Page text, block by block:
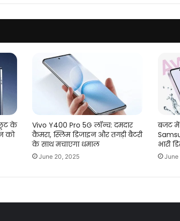
साजिश
छूट के
को
Vivo Y400 Pro 5G लॉन्च: दमदार
कैमरा, स्लिम डिजाइन और तगड़ी बैटरी
के साथ मचाएगा धमाल
June 20, 2025
बजट में
भारी
June